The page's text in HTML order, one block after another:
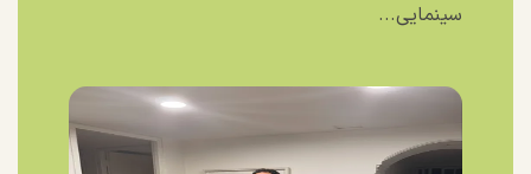
سینمایی...